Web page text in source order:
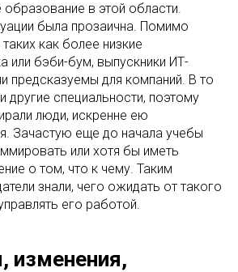
в этой области.
была прозаична. Помимо
как более низкие
или бэби-бум, выпускники ИТ-
предсказуемы для компаний. В то
другие специальности, поэтому
люди, искренне ею
Зачастую еще до начала учебы
или хотя бы иметь
о том, что к чему. Таким
знали, чего ожидать от такого
его работой.
изменения,